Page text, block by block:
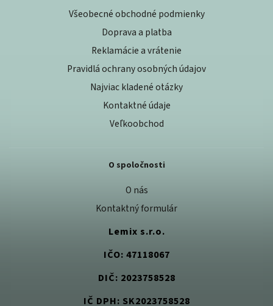
Všeobecné obchodné podmienky
Doprava a platba
Reklamácie a vrátenie
Pravidlá ochrany osobných údajov
Najviac kladené otázky
Kontaktné údaje
Veľkoobchod
O spoločnosti
O nás
Kontaktný formulár
Lemix s.r.o.
IČO: 47118067
DIČ: 2023758528
IČ DPH: SK2023758528